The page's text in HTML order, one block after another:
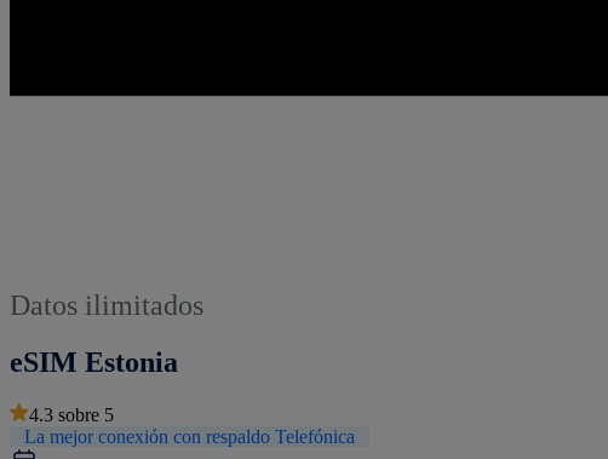
Datos ilimitados
eSIM Estonia
4.3 sobre 5
La mejor conexión con respaldo Telefónica